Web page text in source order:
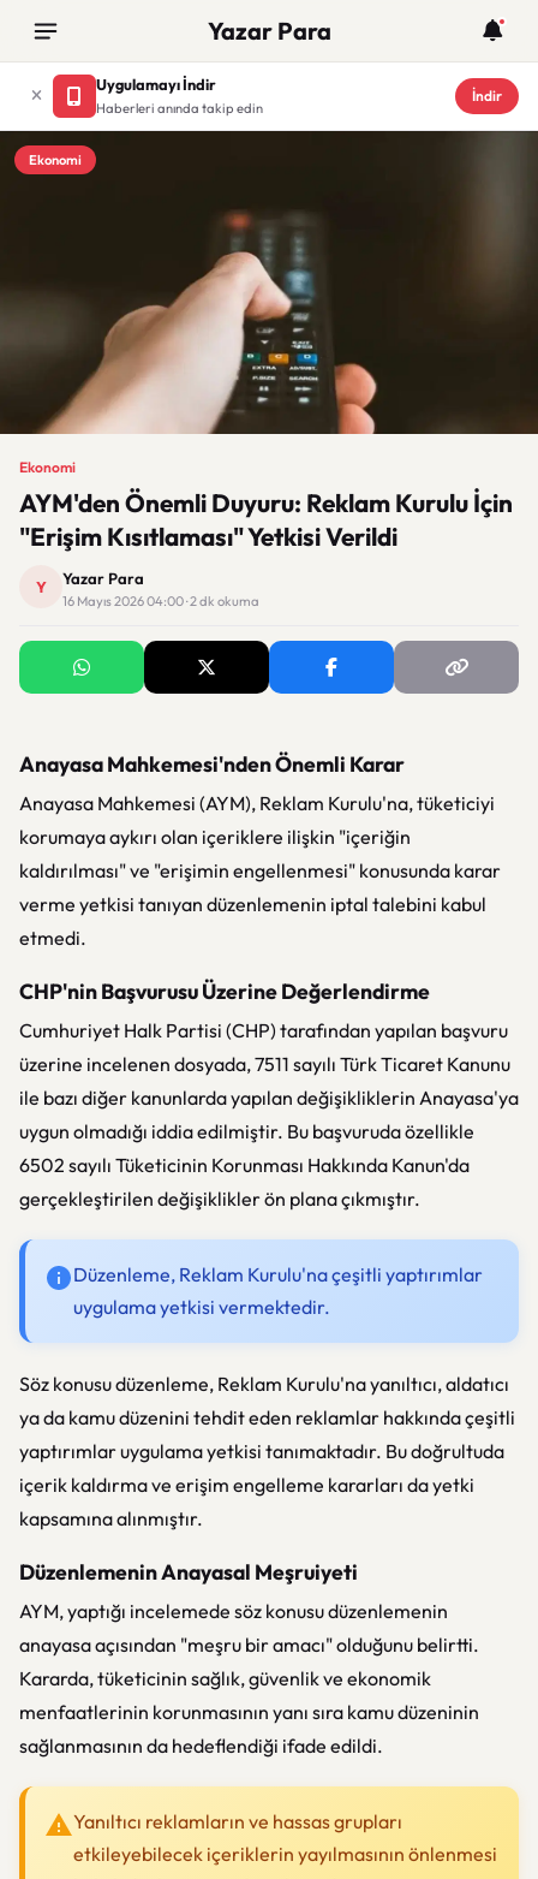
Yazar Para
Uygulamayı İndir
Haberleri anında takip edin
İndir
Ekonomi
Ekonomi
AYM'den Önemli Duyuru: Reklam Kurulu İçin
"Erişim Kısıtlaması" Yetkisi Verildi
Y Yazar Para
16 Mayıs 2026 04:00 · 2 dk okuma
Anayasa Mahkemesi'nden Önemli Karar
Anayasa Mahkemesi (AYM), Reklam Kurulu'na, tüketiciyi
korumaya aykırı olan içeriklere ilişkin "içeriğin
kaldırılması" ve "erişimin engellenmesi" konusunda karar
verme yetkisi tanıyan düzenlemenin iptal talebini kabul
etmedi.
CHP'nin Başvurusu Üzerine Değerlendirme
Cumhuriyet Halk Partisi (CHP) tarafından yapılan başvuru
üzerine incelenen dosyada, 7511 sayılı Türk Ticaret Kanunu
ile bazı diğer kanunlarda yapılan değişikliklerin Anayasa'ya
uygun olmadığı iddia edilmiştir. Bu başvuruda özellikle
6502 sayılı Tüketicinin Korunması Hakkında Kanun'da
gerçekleştirilen değişiklikler ön plana çıkmıştır.
Düzenleme, Reklam Kurulu'na çeşitli yaptırımlar
uygulama yetkisi vermektedir.
Söz konusu düzenleme, Reklam Kurulu'na yanıltıcı, aldatıcı
ya da kamu düzenini tehdit eden reklamlar hakkında çeşitli
yaptırımlar uygulama yetkisi tanımaktadır. Bu doğrultuda
içerik kaldırma ve erişim engelleme kararları da yetki
kapsamına alınmıştır.
Düzenlemenin Anayasal Meşruiyeti
AYM, yaptığı incelemede söz konusu düzenlemenin
anayasa açısından "meşru bir amacı" olduğunu belirtti.
Kararda, tüketicinin sağlık, güvenlik ve ekonomik
menfaatlerinin korunmasının yanı sıra kamu düzeninin
sağlanmasının da hedeflendiği ifade edildi.
Yanıltıcı reklamların ve hassas grupları
etkileyebilecek içeriklerin yayılmasının önlenmesi